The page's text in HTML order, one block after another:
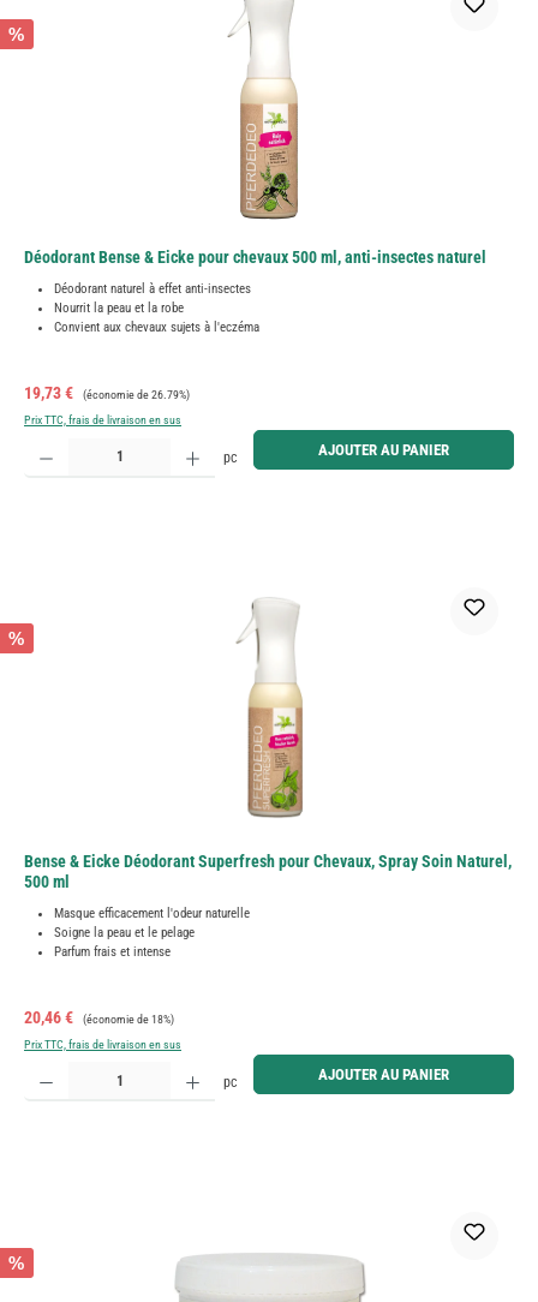
%
Déodorant Bense & Eicke pour chevaux 500 ml, anti-insectes naturel
Déodorant naturel à effet anti-insectes
Nourrit la peau et la robe
Convient aux chevaux sujets à l'eczéma
Prix de vente :
19,73 € Prix régulier :
(économie de 26.79%)
Prix TTC, frais de livraison en sus
Quantité de produit : Entrez la quantité souhaitée ou utilisez les boutons pour augmenter ou
pc AJOUTER AU PANIER
%
Bense & Eicke Déodorant Superfresh pour Chevaux, Spray Soin Naturel,
500 ml
Masque efficacement l'odeur naturelle
Soigne la peau et le pelage
Parfum frais et intense
Prix de vente :
20,46 € Prix régulier :
(économie de 18%)
Prix TTC, frais de livraison en sus
Quantité de produit : Entrez la quantité souhaitée ou utilisez les boutons pour augmenter ou
pc AJOUTER AU PANIER
%